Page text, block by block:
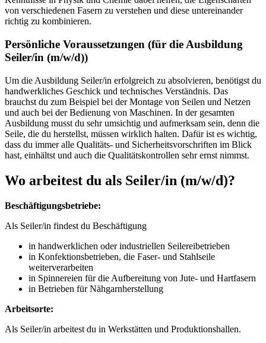
von verschiedenen Fasern zu verstehen und diese untereinander
richtig zu kombinieren.
Persönliche Voraussetzungen (für die Ausbildung
Seiler/in (m/w/d))
Um die Ausbildung Seiler/in erfolgreich zu absolvieren, benötigst du
handwerkliches Geschick und technisches Verständnis. Das
brauchst du zum Beispiel bei der Montage von Seilen und Netzen
und auch bei der Bedienung von Maschinen. In der gesamten
Ausbildung musst du sehr umsichtig und aufmerksam sein, denn die
Seile, die du herstellst, müssen wirklich halten. Dafür ist es wichtig,
dass du immer alle Qualitäts- und Sicherheitsvorschriften im Blick
hast, einhältst und auch die Qualitätskontrollen sehr ernst nimmst.
Wo arbeitest du als Seiler/in (m/w/d)?
Beschäftigungsbetriebe:
Als Seiler/in findest du Beschäftigung
in handwerklichen oder industriellen Seilereibetrieben
in Konfektionsbetrieben, die Faser- und Stahlseile
weiterverarbeiten
in Spinnereien für die Aufbereitung von Jute- und Hartfasern
in Betrieben für Nähgarnherstellung
Arbeitsorte:
Als Seiler/in arbeitest du in Werkstätten und Produktionshallen.